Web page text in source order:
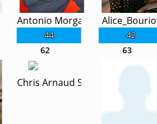
44
Antonio Morgado Cabral
42
62
Chris Arnaud Sauvage
63